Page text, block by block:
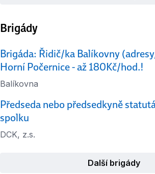
Brigády
Brigáda: Řidič/ka Balíkovny
Horní Počernice - až 180Kč/hod.!
Balíkovna
Předseda nebo předsedkyně
spolku
DCK, z.s.
Další brigády